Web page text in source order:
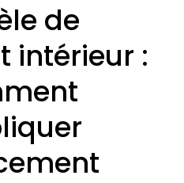
de
intérieur :